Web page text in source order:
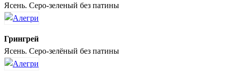
Ясень. Серо-зеленый без патины
Грингрей
Ясень. Серо-зелёный без патины